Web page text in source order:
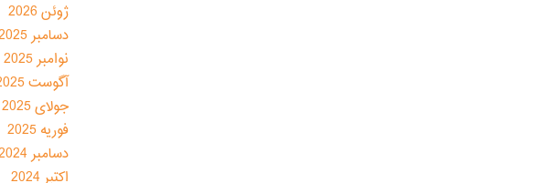
ژوئن 2026
دسامبر 2025
نوامبر 2025
آگوست 2025
جولای 2025
فوریه 2025
دسامبر 2024
اکتبر 2024